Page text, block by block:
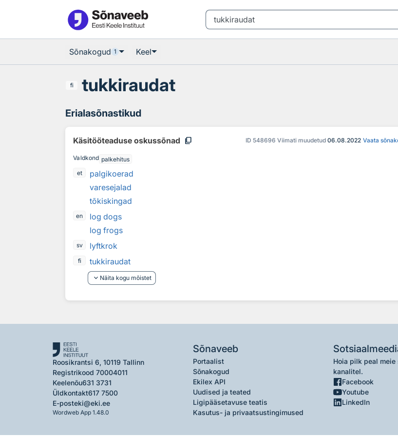
Sõnakogud 1 Keel
fi tukkiraudat
Erialasõnastikud
Käsitööteaduse oskussõnad content_copy ID 548696 Viimati muudetud 06.08.2022 Vaata
Valdkond palkehitus
et
palgikoerad
varesejalad
tõkiskingad
en
log dogs
log frogs
sv lyftkrok
fi
tukkiraudat
keyboard_arrow_down Näita kogu mõistet
Roosikrantsi 6, 10119 Tallinn
Registrikood 70004011
Keelenõu631 3731
Üldkontakt617 7500
E-posteki@eki.ee
Wordweb App 1.48.0
Sõnaveeb
Portaalist
Sõnakogud
Ekilex API
Uudised ja teated
Ligipääsetavuse teatis
Kasutus- ja privaatsustingimused
Hoia pilk peal
kanalitel.
Facebook
Youtube
LinkedIn